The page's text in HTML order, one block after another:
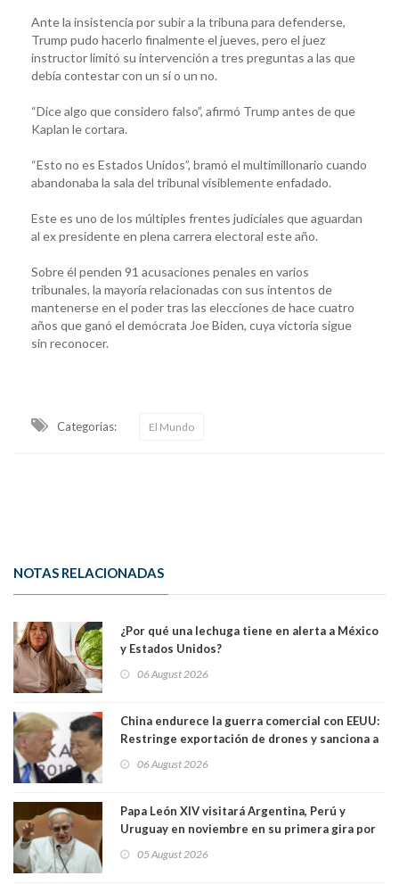
Ante la insistencia por subir a la tribuna para defenderse,
Trump pudo hacerlo finalmente el jueves, pero el juez
instructor limitó su intervención a tres preguntas a las que
debía contestar con un sí o un no.
“Dice algo que considero falso”, afirmó Trump antes de que
Kaplan le cortara.
“Esto no es Estados Unidos”, bramó el multimillonario cuando
abandonaba la sala del tribunal visiblemente enfadado.
Este es uno de los múltiples frentes judiciales que aguardan
al ex presidente en plena carrera electoral este año.
Sobre él penden 91 acusaciones penales en varios
tribunales, la mayoría relacionadas con sus intentos de
mantenerse en el poder tras las elecciones de hace cuatro
años que ganó el demócrata Joe Biden, cuya victoria sigue
sin reconocer.
Categorias: El Mundo
NOTAS RELACIONADAS
¿Por qué una lechuga tiene en alerta a México
y Estados Unidos?
06 August 2026
China endurece la guerra comercial con EEUU:
Restringe exportación de drones y sanciona a
06 August 2026
Papa León XIV visitará Argentina, Perú y
Uruguay en noviembre en su primera gira por
05 August 2026